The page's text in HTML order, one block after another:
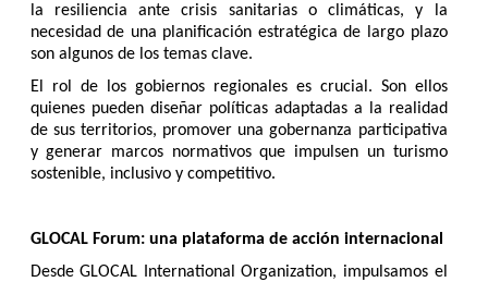
la resiliencia ante crisis sanitarias o climáticas, y la
necesidad de una planificación estratégica de largo plazo
son algunos de los temas clave.
El rol de los gobiernos regionales es crucial. Son ellos
quienes pueden diseñar políticas adaptadas a la realidad
de sus territorios, promover una gobernanza participativa
y generar marcos normativos que impulsen un turismo
sostenible, inclusivo y competitivo.
GLOCAL Forum: una plataforma de acción internacional
Desde GLOCAL International Organization, impulsamos el